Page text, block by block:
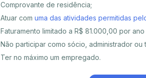
Comprovante de residência;
Atuar com uma das atividades permitidas
Faturamento limitado a R$ 81.000,00 por
Não participar como sócio, administrador ou
Ter no máximo um empregado.